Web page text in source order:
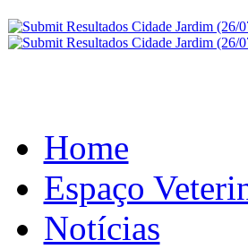
Home
Espaço
Notícias